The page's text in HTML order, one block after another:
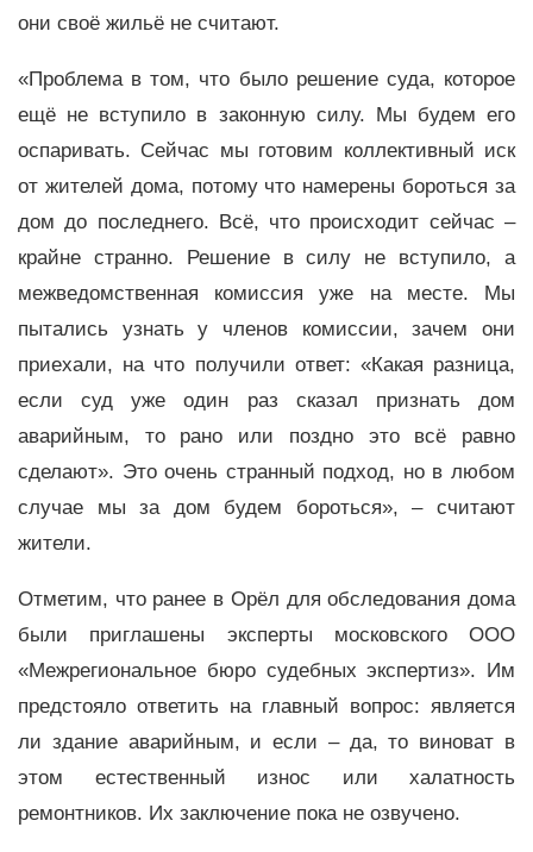
они своё жильё не считают.
«Проблема в том, что было решение суда, которое
ещё не вступило в законную силу. Мы будем его
оспаривать. Сейчас мы готовим коллективный иск
от жителей дома, потому что намерены бороться за
дом до последнего. Всё, что происходит сейчас –
крайне странно. Решение в силу не вступило, а
межведомственная комиссия уже на месте. Мы
пытались узнать у членов комиссии, зачем они
приехали, на что получили ответ: «Какая разница,
если суд уже один раз сказал признать дом
аварийным, то рано или поздно это всё равно
сделают». Это очень странный подход, но в любом
случае мы за дом будем бороться», – считают
жители.
Отметим, что ранее в Орёл для обследования дома
были приглашены эксперты московского ООО
«Межрегиональное бюро судебных экспертиз». Им
предстояло ответить на главный вопрос: является
ли здание аварийным, и если – да, то виноват в
этом естественный износ или халатность
ремонтников. Их заключение пока не озвучено.